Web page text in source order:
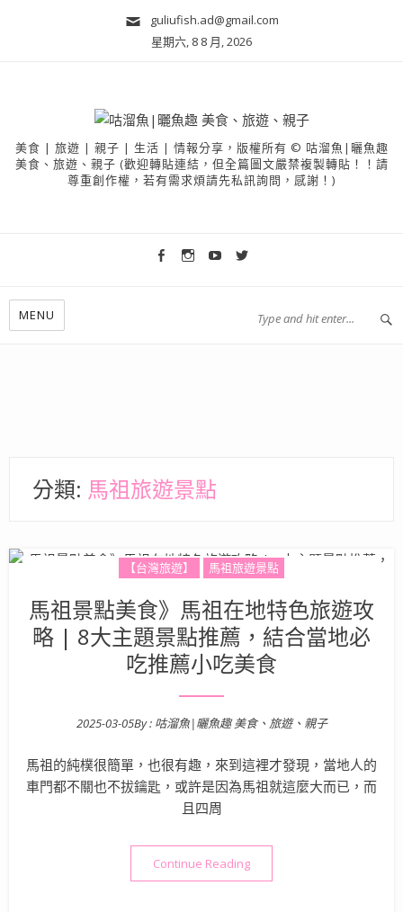
guliufish.ad@gmail.com
星期六, 8 8 月, 2026
美食 | 旅遊 | 親子 | 生活 | 情報分享，版權所有 © 咕溜魚|曬魚趣
美食、旅遊、親子 (歡迎轉貼連結，但全篇圖文嚴禁複製轉貼！！請
尊重創作權，若有需求煩請先私訊詢問，感謝！)
MENU
分類: 馬祖旅遊景點
【台灣旅遊】 馬祖旅遊景點
馬祖景點美食》馬祖在地特色旅遊攻
略 | 8大主題景點推薦，結合當地必
吃推薦小吃美食
Posted on
2025-03-05By : 咕溜魚|曬魚趣 美食、旅遊、親子
馬祖的純樸很簡單，也很有趣，來到這裡才發現，當地人的
車門都不關也不拔鑰匙，或許是因為馬祖就這麼大而已，而
且四周
Continue Reading“馬祖景點美食》馬祖在地特